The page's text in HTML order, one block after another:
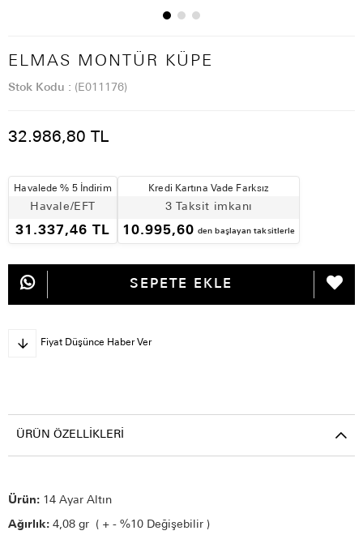
ELMAS MONTÜR KÜPE
Stok Kodu (E011176)
32.986,80 TL
Havalede % 5 İndirim
Havale/EFT
31.337,46 TL
Kredi Kartına Vade Farksız
3 Taksit imkanı
10.995,60 den başlayan taksitlerle
Fiyat Düşünce Haber Ver
ÜRÜN ÖZELLIKLERI
Ürün: 14 Ayar Altın
Ağırlık: 4,08 gr ( + - %10 Değişebilir )